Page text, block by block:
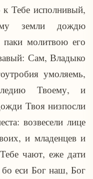
Тебе исполнивый,
земли дождю
паки молитвою его
Сам, Владыко
умоляемь,
Твоему, и
Твоя низпосли
возвесели лице
и младенцев и
чают, еже дати
еси Бог наш, Бог